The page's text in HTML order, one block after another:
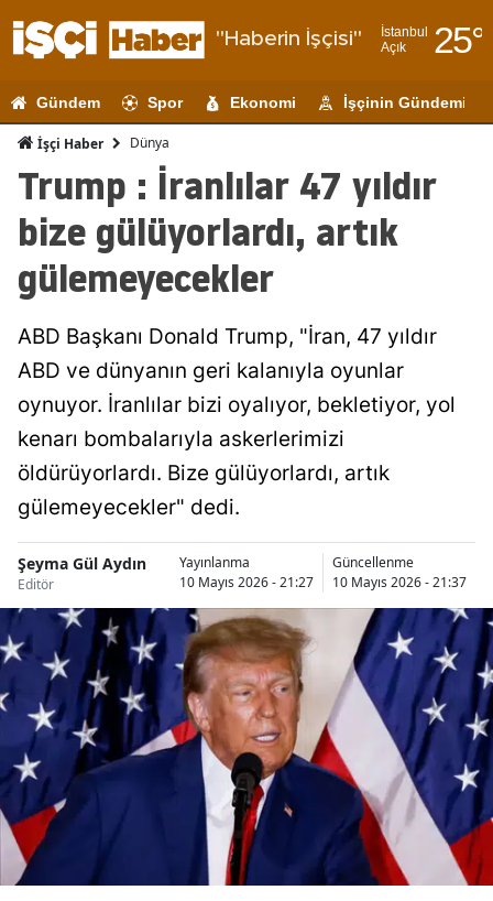
"Haberin İşçisi"
İstanbul
Açık
25°
Adıyaman
Ağrı
Antalya
Bingöl
Bitlis
Bolu
Burdur
Bursa
Çanakkale
Çankırı
Çorum
Gündem Spor Ekonomi İşçinin Gündemi
İşçi Haber Dünya
Trump : İranlılar 47 yıldır
bize gülüyorlardı, artık
gülemeyecekler
ABD Başkanı Donald Trump, "İran, 47 yıldır
ABD ve dünyanın geri kalanıyla oyunlar
oynuyor. İranlılar bizi oyalıyor, bekletiyor, yol
kenarı bombalarıyla askerlerimizi
öldürüyorlardı. Bize gülüyorlardı, artık
gülemeyecekler" dedi.
Şeyma Gül Aydın
Editör
Yayınlanma
10 Mayıs 2026 - 21:27
Güncellenme
10 Mayıs 2026 - 21:37